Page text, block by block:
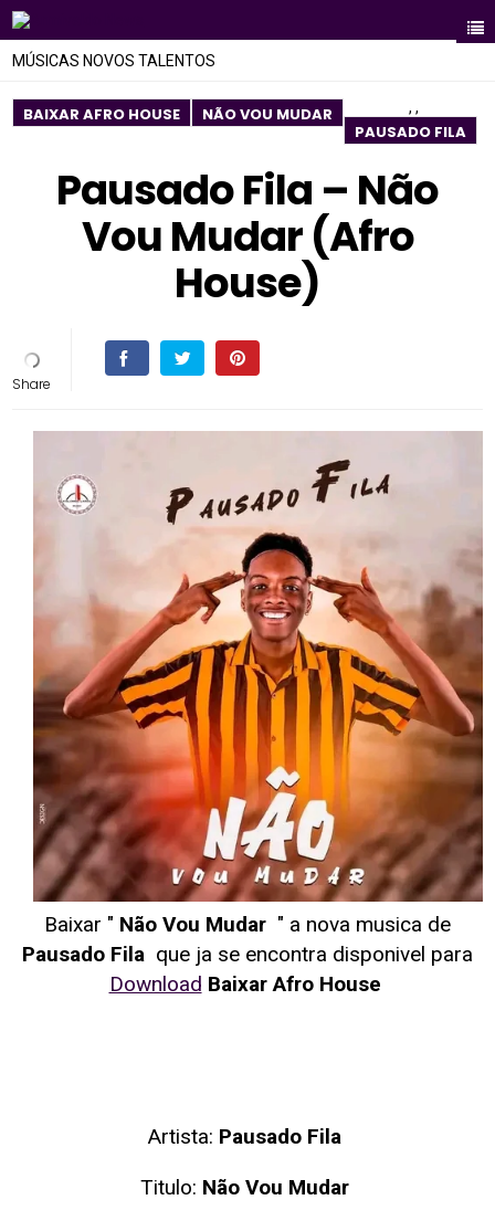
MÚSICAS NOVOS TALENTOS
BAIXAR AFRO HOUSE ,
NÃO VOU MUDAR ,
PAUSADO FILA
Pausado Fila – Não
Vou Mudar (Afro
House)
Baixar " Não Vou Mudar " a nova musica de
Pausado Fila que ja se encontra disponivel para
Download Baixar Afro House
Artista: Pausado Fila
Titulo: Não Vou Mudar